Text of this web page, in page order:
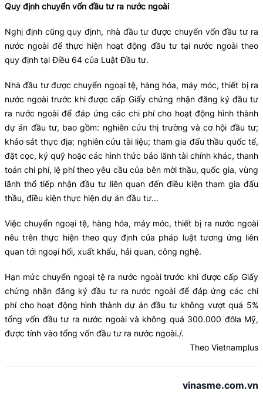
Quy định chuyển vốn đầu tư ra nước ngoài
Nghị định cũng quy định, nhà đầu tư được chuyển vốn đầu tư ra
nước ngoài để thực hiện hoạt động đầu tư tại nước ngoài theo
quy định tại Điều 64 của Luật Đầu tư.
Nhà đầu tư được chuyển ngoại tệ, hàng hóa, máy móc, thiết bị ra
nước ngoài trước khi được cấp Giấy chứng nhận đăng ký đầu tư
ra nước ngoài để đáp ứng các chi phí cho hoạt động hình thành
dự án đầu tư, bao gồm: nghiên cứu thị trường và cơ hội đầu tư;
khảo sát thực địa; nghiên cứu tài liệu; tham gia đấu thầu quốc tế,
đặt cọc, ký quỹ hoặc các hình thức bảo lãnh tài chính khác, thanh
toán chi phí, lệ phí theo yêu cầu của bên mời thầu, quốc gia, vùng
lãnh thổ tiếp nhận đầu tư liên quan đến điều kiện tham gia đấu
thầu, điều kiện thực hiện dự án đầu tư...
Việc chuyển ngoại tệ, hàng hóa, máy móc, thiết bị ra nước ngoài
nêu trên thực hiện theo quy định của pháp luật tương ứng liên
quan tới ngoại hối, xuất khẩu, hải quan, công nghệ.
Hạn mức chuyển ngoại tệ ra nước ngoài trước khi được cấp Giấy
chứng nhận đăng ký đầu tư ra nước ngoài để đáp ứng các chi
phí cho hoạt động hình thành dự án đầu tư không vượt quá 5%
tổng vốn đầu tư ra nước ngoài và không quá 300.000 đôla Mỹ,
được tính vào tổng vốn đầu tư ra nước ngoài./.
Theo Vietnamplus
vinasme.com.vn